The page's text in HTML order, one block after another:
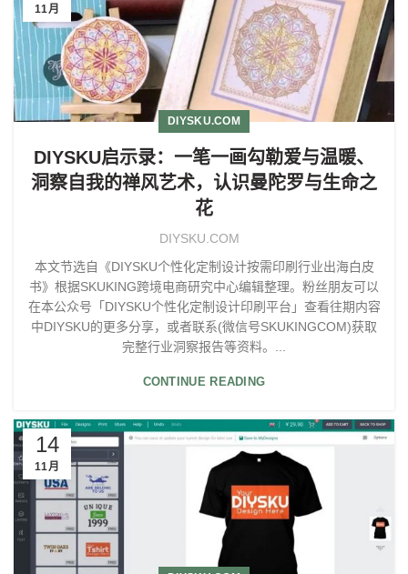
11月
DIYSKU.COM
DIYSKU启示录：一笔一画勾勒爱与温暖、
洞察自我的禅风艺术，认识曼陀罗与生命之
花
DIYSKU.COM
本文节选自《DIYSKU个性化定制设计按需印刷行业出海白皮
书》根据SKUKING跨境电商研究中心编辑整理。粉丝朋友可以
在本公众号「DIYSKU个性化定制设计印刷平台」查看往期内容
中DIYSKU的更多分享，或者联系(微信号SKUKINGCOM)获取
完整行业洞察报告等资料。...
CONTINUE READING
14
11月